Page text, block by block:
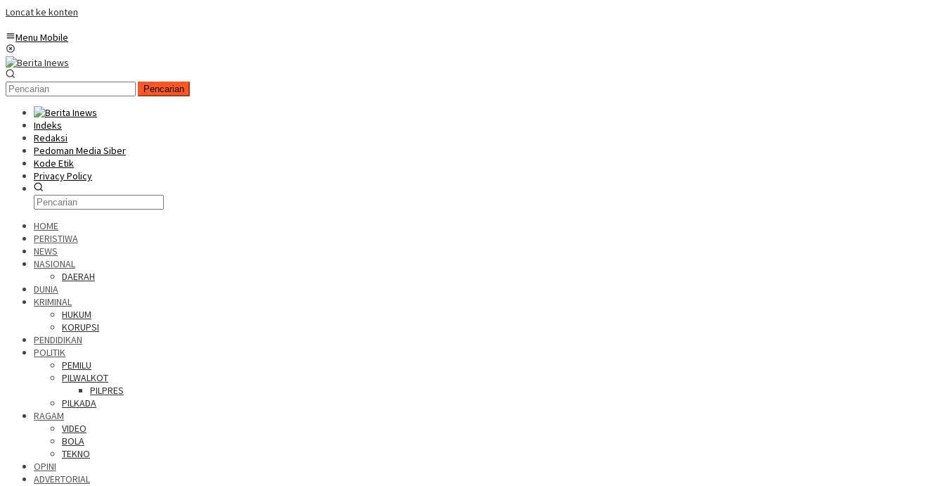
Loncat ke konten
Menu Mobile
Pencarian
Indeks
Redaksi
Pedoman Media Siber
Kode Etik
Privacy Policy
HOME
PERISTIWA
NEWS
NASIONAL
DAERAH
DUNIA
KRIMINAL
HUKUM
KORUPSI
PENDIDIKAN
POLITIK
PEMILU
PILWALKOT
PILPRES
PILKADA
RAGAM
VIDEO
BOLA
TEKNO
OPINI
ADVERTORIAL